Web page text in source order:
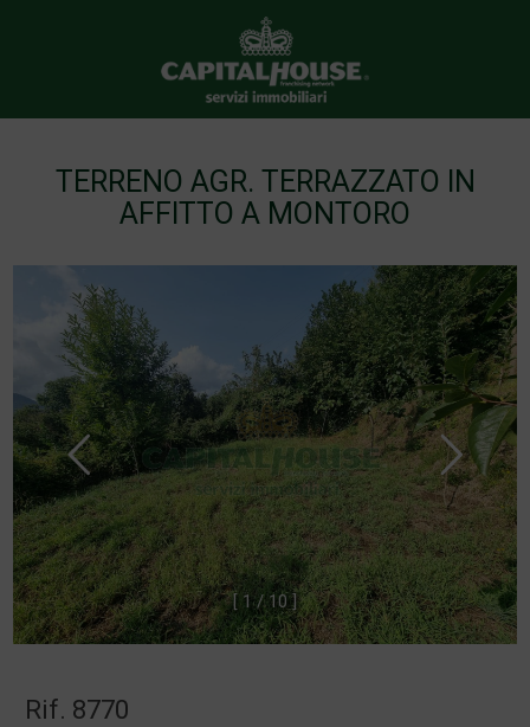
TERRENO AGR. TERRAZZATO IN
AFFITTO A MONTORO
[ 1 / 1 0 ]
Rif. 8770